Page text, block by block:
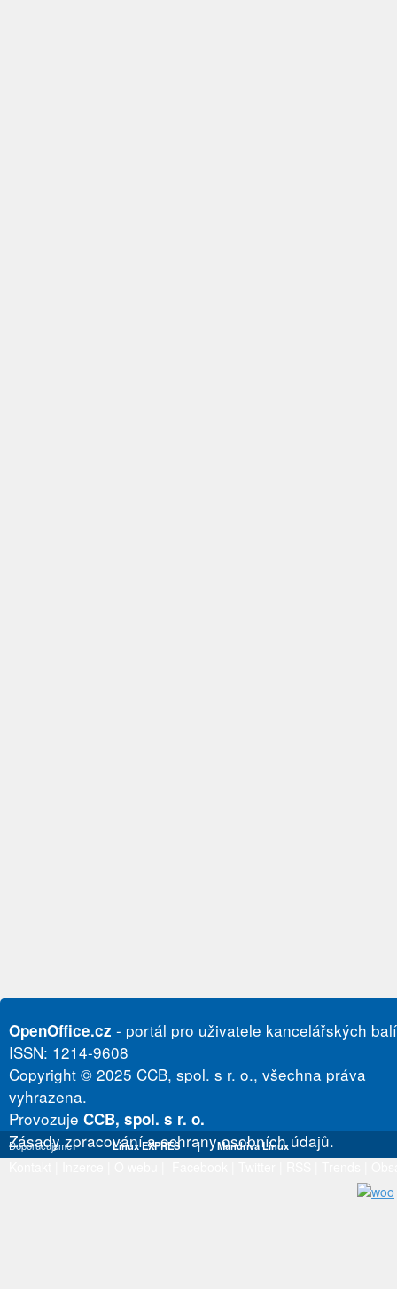
OpenOffice.cz - portál pro uživatele kancelářských
ISSN: 1214-9608
Copyright © 2025 CCB, spol. s r. o., všechna práva
vyhrazena.
Provozuje CCB, spol. s r. o.
Zásady zpracování a ochrany osobních údajů.
Doporučujeme Linux EXPRES | Mandriva Linux